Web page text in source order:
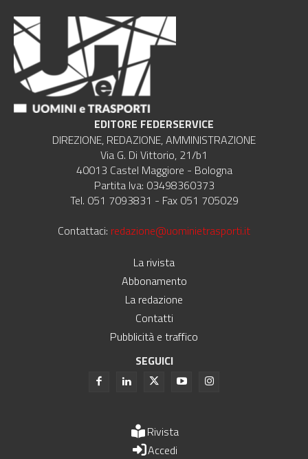
EDITORE FEDERSERVICE
DIREZIONE, REDAZIONE, AMMINISTRAZIONE
Via G. Di Vittorio, 21/b1
40013 Castel Maggiore - Bologna
Partita Iva: 03498360373
Tel. 051 7093831 - Fax 051 705029
Contattaci: redazione@uominietrasporti.it
La rivista
Abbonamento
La redazione
Contatti
Pubblicità e traffico
SEGUICI
Rivista
Accedi